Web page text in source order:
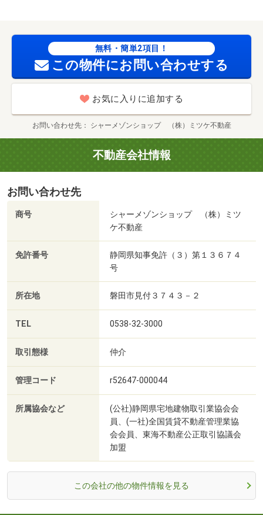
無料・簡単2項目！
この物件にお問い合わせする
お気に入りに追加する
お問い合わせ先 シャーメゾンショップ （株）ミツケ不動産
不動産会社情報
お問い合わせ先
商号
シャーメゾンショップ （株）ミツ
ケ不動産
免許番号
静岡県知事免許（３）第１３６７４
号
所在地 磐田市見付３７４３－２
TEL 0538-32-3000
取引態様 仲介
管理コード r52647-000044
所属協会など
(公社)静岡県宅地建物取引業協会会
員、(一社)全国賃貸不動産管理業協
会会員、東海不動産公正取引協議会
加盟
この会社の他の物件情報を見る